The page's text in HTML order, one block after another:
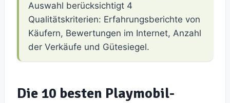
Auswahl berücksichtigt 4
Qualitätskriterien: Erfahrungsberichte von
Käufern, Bewertungen im Internet, Anzahl
der Verkäufe und Gütesiegel.
Die 10 besten Playmobil-